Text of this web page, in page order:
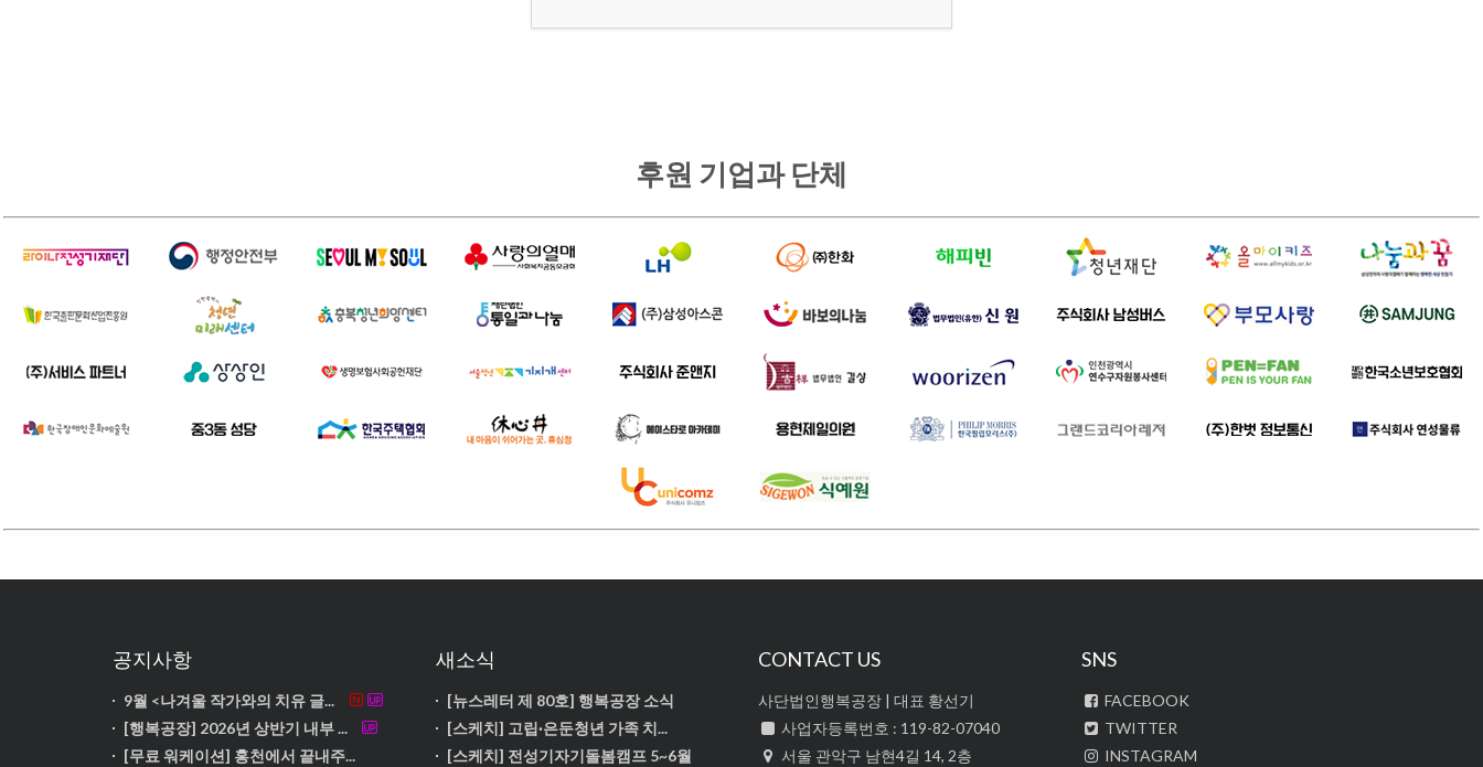
후원 기업과 단체
공지사항
9월 <나겨울 작가와의 치유 글...
[행복공장] 2026년 상반기 내부 ...
[무료 워케이션] 홍천에서 끝내주...
새소식
[뉴스레터 제 80호] 행복공장 소식
[스케치] 고립·은둔청년 가족 치...
[스케치] 전성기자기돌봄캠프 5~6월
CONTACT US
사단법인행복공장 | 대표 황선기
사업자등록번호 : 119-82-07040
서울 관악구 남현4길 14, 2층
SNS
FACEBOOK
TWITTER
INSTAGRAM